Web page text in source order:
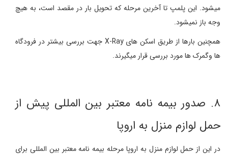
میشود. این پلمپ تا آخرین مرحله که تحویل بار در مقصد است، به هیچ
وجه باز نمیشود.
همچنین بارها از طریق اسکن های X-Ray جهت بررسی بیشتر در فرودگاه
ها وگمرک ها مورد بررسی قرار میگیرند.
۸. صدور بیمه نامه معتبر بین المللی پیش از
حمل لوازم منزل به اروپا
در این از حمل لوازم منزل به اروپا مرحله بیمه نامه معتبر بین المللی برای